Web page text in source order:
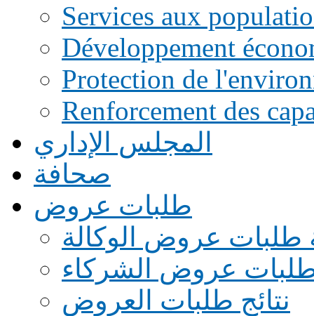
Services aux
Développement
Protection de
Renforcement des
المجلس الإداري
صحافة
طلبات عروض
طلبات عروض الوكالة
طلبات عروض الشركاء
نتائج طلبات العروض